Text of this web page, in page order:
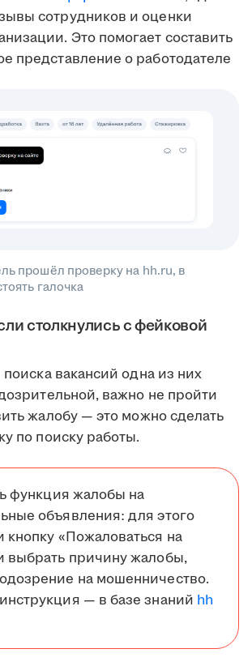
сотрудников и оценки
Это помогает составить
представление о работодателе
прошёл проверку на hh.ru, в
галочка
столкнулись с фейковой
вакансий одна из них
важно не пройти
жалобу — это можно сделать
по поиску работы.
функция жалобы на
объявления: для этого
кнопку «Пожаловаться на
выбрать причину жалобы,
на мошенничество.
— в базе знаний hh